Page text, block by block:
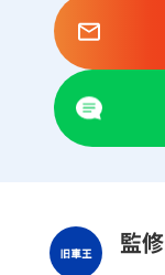
監